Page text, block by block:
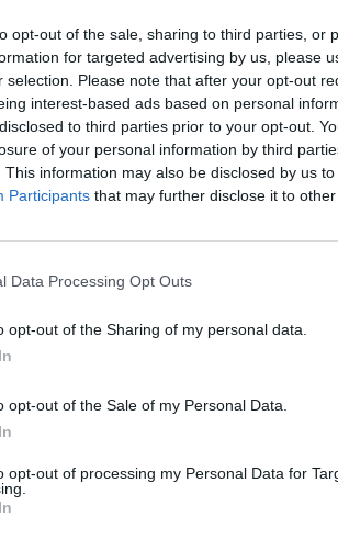
opt-out of the sale, sharing to third parties, or
for targeted advertising by us, please
selection. Please note that after your opt-out
interest-based ads based on personal
to third parties prior to your opt-out.
of your personal information by third
This information may also be disclosed by us
Participants that may further disclose it to other
Data Processing Opt Outs
opt-out of the Sharing of my personal data.
opt-out of the Sale of my Personal Data.
opt-out of processing my Personal Data for
Championship
udziału Polek z
fazę grupową.
zaczęła się w bardzo słabym
z Rumunii. W efekcie nawet
Wszak niezależnie od
te i tak nie miały znaczenia.
też powodu zajęły dopiero czwarte
A to oznacza, że Panie podzieliły los
IESF WE